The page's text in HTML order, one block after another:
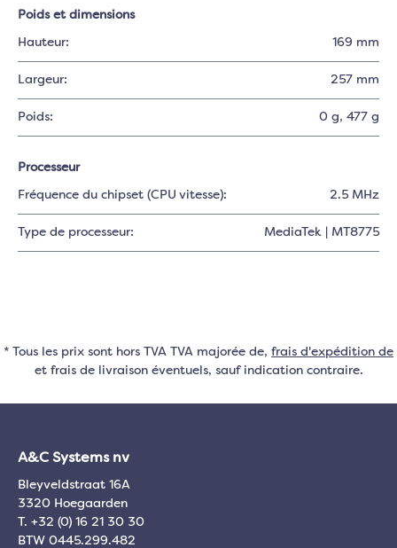
Poids et dimensions
Hauteur: 169 mm
Largeur: 257 mm
Poids: 0 g, 477 g
Processeur
Fréquence du chipset (CPU vitesse): 2.5 MHz
Type de processeur: MediaTek | MT8775
* Tous les prix sont hors TVA TVA majorée de, frais d'expédition de
et frais de livraison éventuels, sauf indication contraire.
A&C Systems nv
Bleyveldstraat 16A
3320 Hoegaarden
T. +32 (0) 16 21 30 30
BTW 0445.299.482